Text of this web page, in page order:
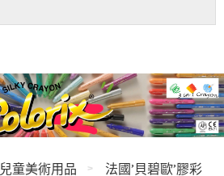
兒童美術用品
法國’貝碧歐’膠彩